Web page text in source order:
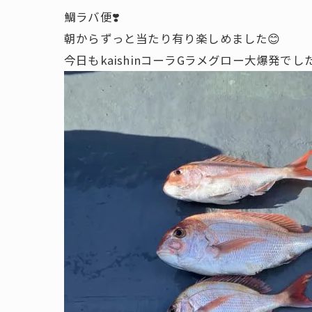
鯛ラバ便❣️
朝からずっと当たり有り楽しめました😊
今日もkaishinコーラGラメグロー大爆発でし